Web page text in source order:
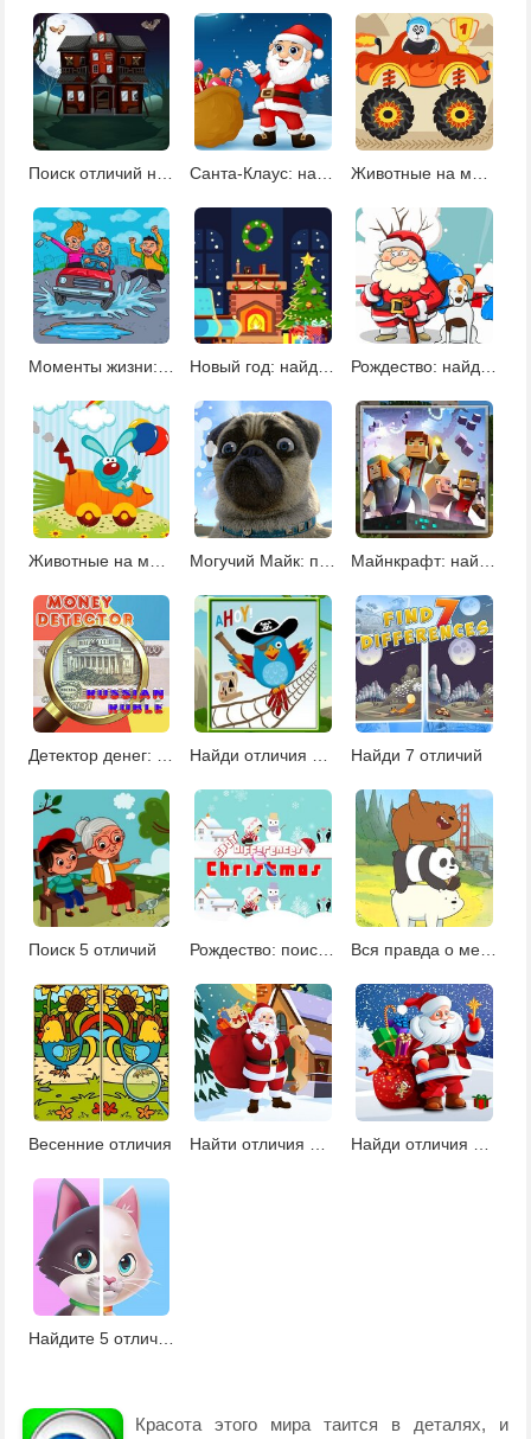
Моменты жизни: найди отличия Новый год: найди отличия Рождество: найди 5 отличий
Животные на машинках: найди отличия Могучий Майк: поиск отличий Майнкрафт: найди отличия
Детектор денег: рубли Найди отличия между картинками Найди 7 отличий
Поиск 5 отличий Рождество: поиск отличий Вся правда о медведях: найди отличия
Весенние отличия
Найдите 5 отличий
Красота этого мира таится в деталях, и